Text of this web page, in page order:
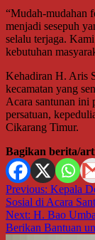
“Mudah-mudahan
menjadi sesepuh
selalu terjaga.
kebutuhan
Kehadiran H. Aris
kecamatan yang
Acara santunan ini
persatuan,
Cikarang Timur.
Bagikan berita/
Navigasi
pos
Previous: Kepala
Sosial di Acara
Next: H. Bao
Berikan Bantuan